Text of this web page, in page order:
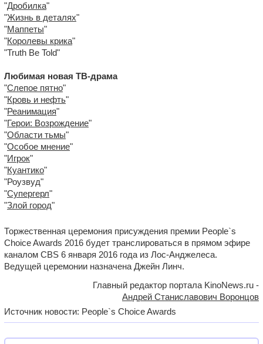
"Дробилка"
"Жизнь в деталях"
"Маппеты"
"Королевы крика"
"Truth Be Told"
Любимая новая ТВ-драма
"Слепое пятно"
"Кровь и нефть"
"Реанимация"
"Герои: Возрождение"
"Области тьмы"
"Особое мнение"
"Игрок"
"Куантико"
"Роузвуд"
"Супергерл"
"Злой город"
Торжественная церемония присуждения премии People`s
Choice Awards 2016 будет транслироваться в прямом эфире
каналом CBS 6 января 2016 года из Лос-Анджелеса.
Ведущей церемонии назначена Джейн Линч.
Главный редактор портала KinoNews.ru -
Андрей Станиславович Воронцов
Источник новости: People`s Choice Awards